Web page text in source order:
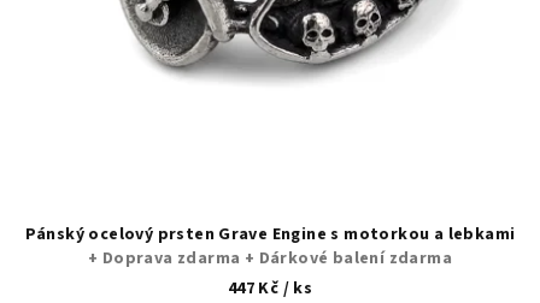
Pánský ocelový prsten Grave Engine s motorkou a lebkami
+ Doprava zdarma + Dárkové balení zdarma
447 Kč / ks